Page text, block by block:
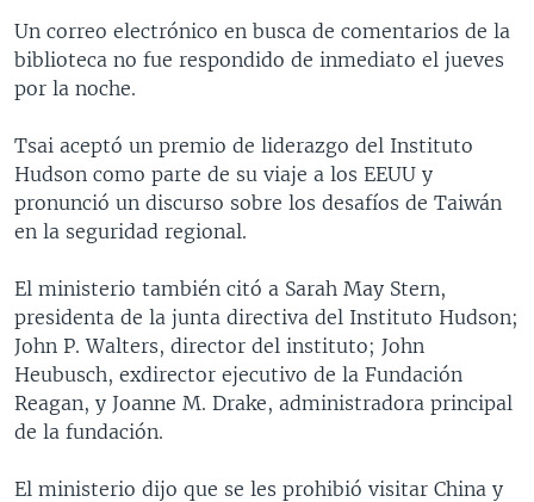
Un correo electrónico en busca de comentarios de la
biblioteca no fue respondido de inmediato el jueves
por la noche.
Tsai aceptó un premio de liderazgo del Instituto
Hudson como parte de su viaje a los EEUU y
pronunció un discurso sobre los desafíos de Taiwán
en la seguridad regional.
El ministerio también citó a Sarah May Stern,
presidenta de la junta directiva del Instituto Hudson;
John P. Walters, director del instituto; John
Heubusch, exdirector ejecutivo de la Fundación
Reagan, y Joanne M. Drake, administradora principal
de la fundación.
El ministerio dijo que se les prohibió visitar China y